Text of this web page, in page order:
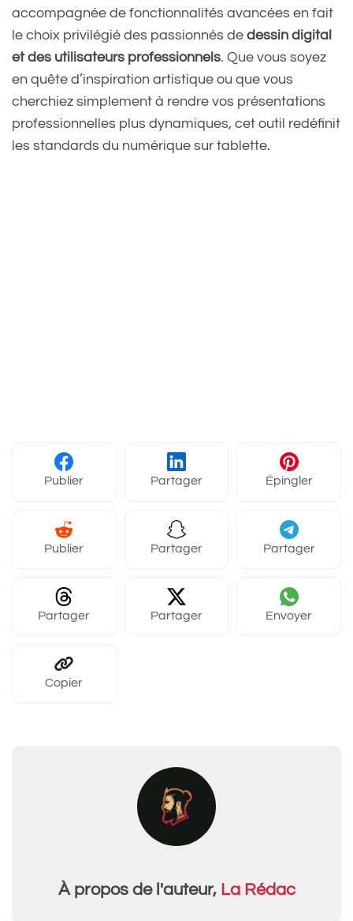
accompagnée de fonctionnalités avancées en fait
le choix privilégié des passionnés de dessin digital
et des utilisateurs professionnels. Que vous soyez
en quête d’inspiration artistique ou que vous
cherchiez simplement à rendre vos présentations
professionnelles plus dynamiques, cet outil redéfinit
les standards du numérique sur tablette.
Publier Partager Épingler
Publier Partager Partager
Partager Partager Envoyer
Copier
À propos de l'auteur, La Rédac